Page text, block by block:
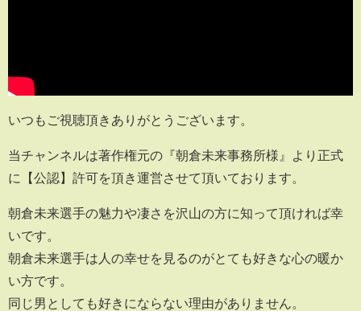
いつもご視聴頂きありがとうございます。
当チャンネルは著作権元の『朝倉未来事務所様』より正式
に【公認】許可を頂き運営させて頂いております。
朝倉未来選手の魅力や凄さを沢山の方に知って頂ければ幸
いです。
朝倉未来選手は人の幸せを見るのがとても好きな心の暖か
い方です。
同じ男としても好きにならない理由がありません。